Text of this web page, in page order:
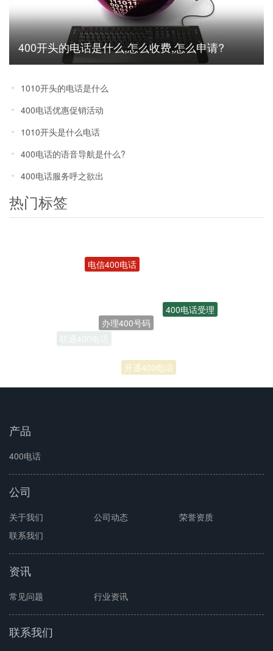
400开头的电话是什么,怎么收费,怎么申请?
1010开头的电话是什么
400电话优惠促销活动
1010开头是什么电话
400电话的语音导航是什么?
400电话服务呼之欲出
热门标签
开通400电话
联通400电话
400电话受理
电信400电话
产品
400电话
公司
关于我们 公司动态
荣誉资质
联系我们
资讯
常见问题 行业资讯
联系我们